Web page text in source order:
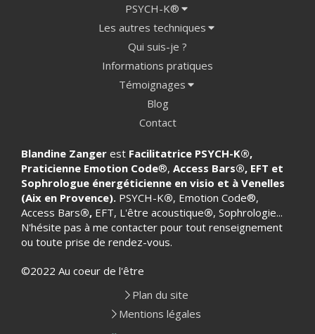
PSYCH-K®
Les autres techniques
Qui suis-je ?
Informations pratiques
Témoignages
Blog
Contact
Blandine Zanger est Facilitatrice PSYCH-K®,
Praticienne Emotion Code®, Access Bars®, EFT et
Sophrologue énergéticienne en visio et à Venelles
(Aix en Provence). PSYCH-K®, Emotion Code®,
Access Bars®, EFT, L'être acoustique®, Sophrologie...
N'hésite pas à me contacter pour tout renseignement
ou toute prise de rendez-vous.
©2022 Au coeur de l'être
Plan du site
Mentions légales